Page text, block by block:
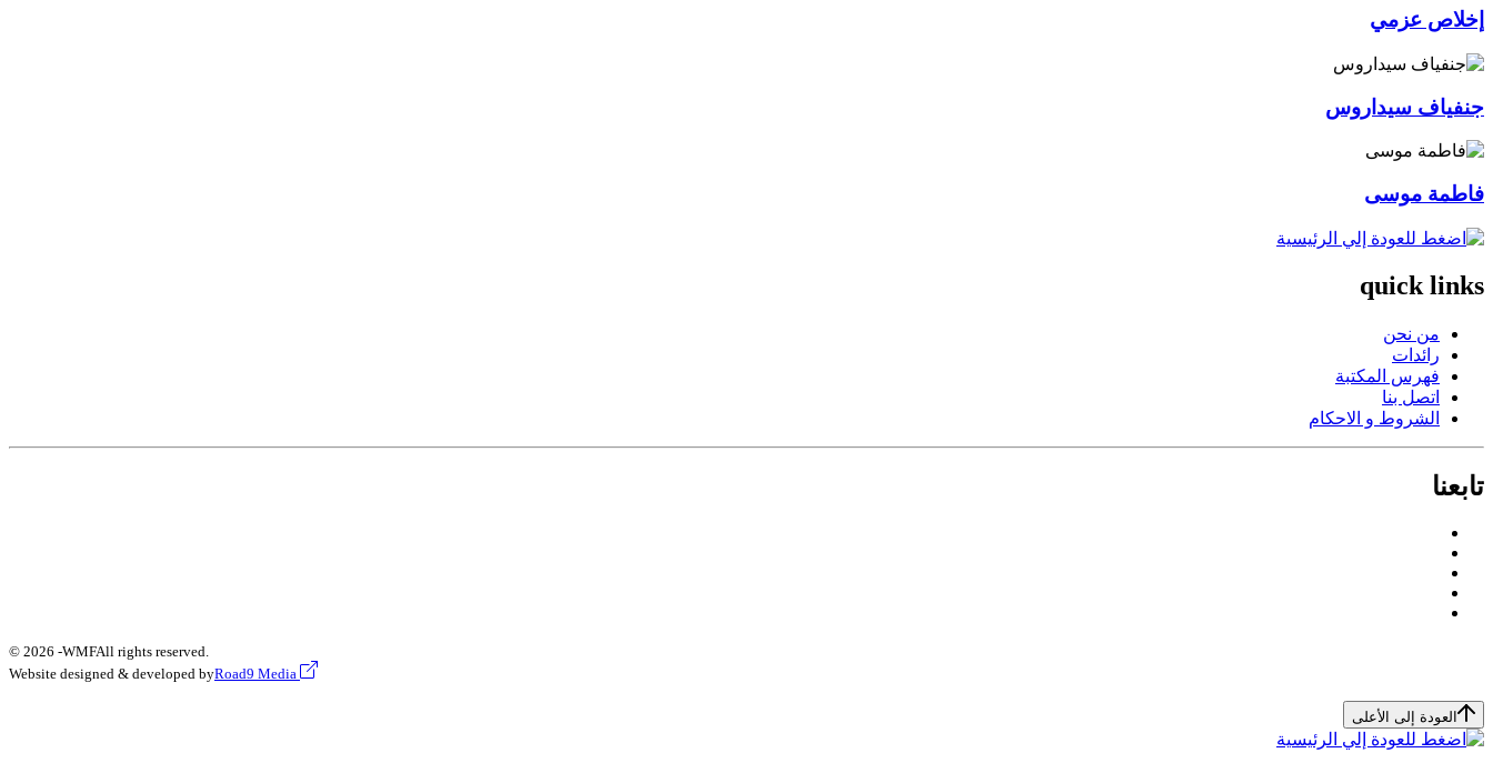
إخلاص عزمي
جنفياف سيداروس
فاطمة موسى
quick links
من نحن
رائدات
فهرس المكتبة
اتصل بنا
الشروط و الاحكام
تابعنا
© 2026 -WMFAll rights reserved.
Website designed & developed byRoad9 Media
العودة إلى الأعلى